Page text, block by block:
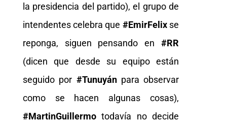
la presidencia del partido), el grupo de
intendentes celebra que #EmirFelixse
reponga, siguen pensando en#RR
(dicen que desde su equipo están
seguido por #Tunuyánpara observar
como se hacen algunas cosas),
#MartinGuillermotodavía no decide